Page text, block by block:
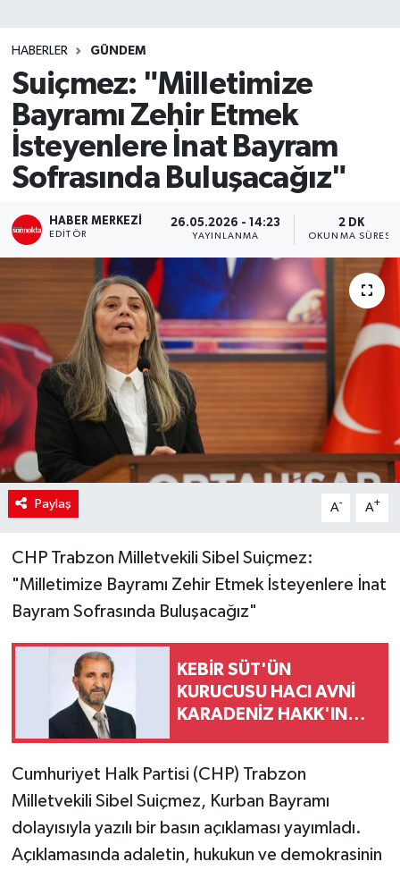
HABERLER GÜNDEM
Suiçmez: "Milletimize
Bayramı Zehir Etmek
İsteyenlere İnat Bayram
Sofrasında Buluşacağız"
HABER MERKEZI
EDITÖR
26.05.2026 - 14:23
YAYINLANMA
2 DK
OKUNMA SÜRESI
Paylaş A- A+
CHP Trabzon Milletvekili Sibel Suiçmez:
"Milletimize Bayramı Zehir Etmek İsteyenlere İnat
Bayram Sofrasında Buluşacağız"
KEBİR SÜT'ÜN
KURUCUSU HACI AVNİ
KARADENİZ HAKK'IN
Cumhuriyet Halk Partisi (CHP) Trabzon
Milletvekili Sibel Suiçmez, Kurban Bayramı
dolayısıyla yazılı bir basın açıklaması yayımladı.
Açıklamasında adaletin, hukukun ve demokrasinin
Teknoloji
TRABZON
TRABZONSPOR
Yaşam